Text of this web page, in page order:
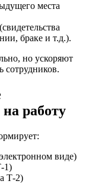
места
браке и т.д.).
но ускоряют
сотрудников.
работу
виде)
1)
Т-2)